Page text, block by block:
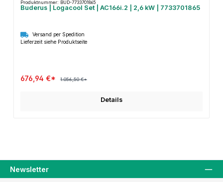
Produktnummer: BUD-7733701865
Buderus | Logacool Set | AC166i.2 | 2,6 kW | 7733701865
Versand per Spedition
Lieferzeit siehe Produktseite
676,94 €* 1.056,50 €*
Details
Newsletter